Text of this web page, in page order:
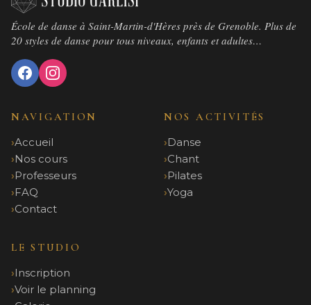
École de danse à Saint-Martin-d'Hères près de Grenoble. Plus de
20 styles de danse pour tous niveaux, enfants et adultes…
NAVIGATION
Accueil
Nos cours
Professeurs
FAQ
Contact
NOS ACTIVITÉS
Danse
Chant
Pilates
Yoga
LE STUDIO
Inscription
Voir le planning